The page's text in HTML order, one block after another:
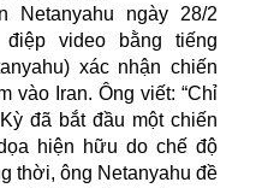
Netanyahu ngày 28/2
video bằng tiếng
xác nhận chiến
vào Iran. Ông viết: “Chỉ
đã bắt đầu một chiến
hiện hữu do chế độ
thời, ông Netanyahu đề